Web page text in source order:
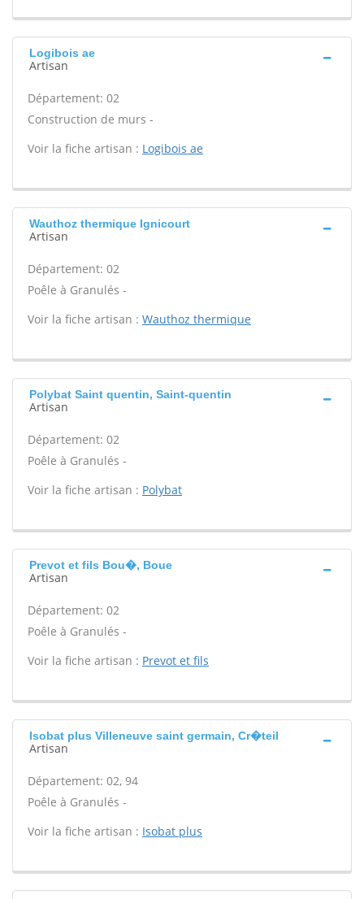
Logibois ae
Artisan
Département: 02
Construction de murs -
Voir la fiche artisan : Logibois ae
Wauthoz thermique Ignicourt
Artisan
Département: 02
Poêle à Granulés -
Voir la fiche artisan : Wauthoz thermique
Polybat Saint quentin, Saint-quentin
Artisan
Département: 02
Poêle à Granulés -
Voir la fiche artisan : Polybat
Prevot et fils Bou�, Boue
Artisan
Département: 02
Poêle à Granulés -
Voir la fiche artisan : Prevot et fils
Isobat plus Villeneuve saint germain, Cr�teil
Artisan
Département: 02, 94
Poêle à Granulés -
Voir la fiche artisan : Isobat plus